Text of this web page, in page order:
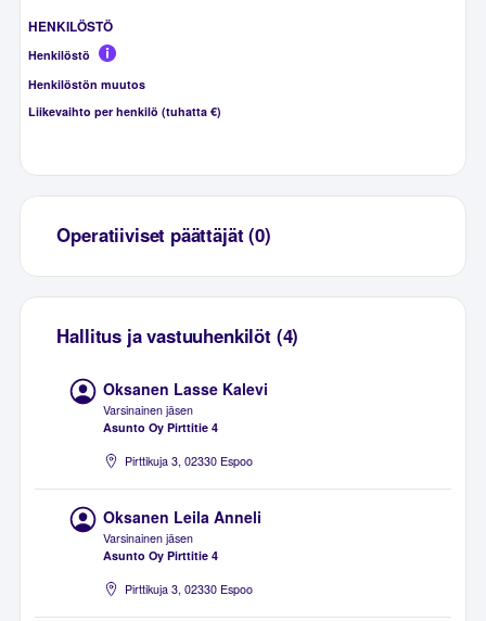
HENKILÖSTÖ
Henkilöstö
Henkilöstön muutos
Liikevaihto per henkilö (tuhatta €)
Operatiiviset päättäjät (0)
Hallitus ja vastuuhenkilöt (4)
Oksanen Lasse Kalevi
Varsinainen jäsen
Asunto Oy Pirttitie 4
Pirttikuja 3, 02330 Espoo
Oksanen Leila Anneli
Varsinainen jäsen
Asunto Oy Pirttitie 4
Pirttikuja 3, 02330 Espoo